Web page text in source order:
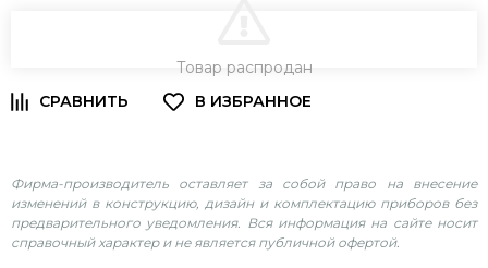
Товар распродан
Фирма-производитель оставляет за собой право на внесение
изменений в конструкцию, дизайн и комплектацию приборов без
предварительного уведомления. Вся информация на сайте носит
справочный характер и не является публичной офертой.